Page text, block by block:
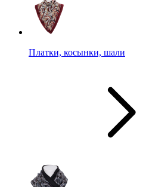
Платки, косынки, шали